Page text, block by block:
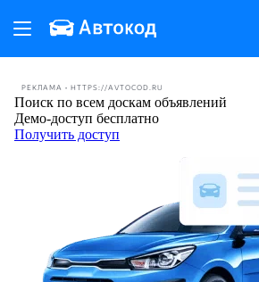
РЕКЛАМА • HTTPS://AVTOCOD.RU